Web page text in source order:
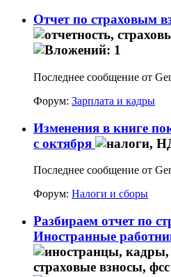
Отчет по страховым
Последнее сообщение от
Форум: Зарплата и кадры
Изменения в книге
с октября
Последнее сообщение от
Форум: Налоги и сборы
Разбираем отчет по
Иностранные